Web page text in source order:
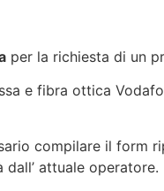
per la richiesta di un
e fibra ottica
compilare il form
attuale operatore.